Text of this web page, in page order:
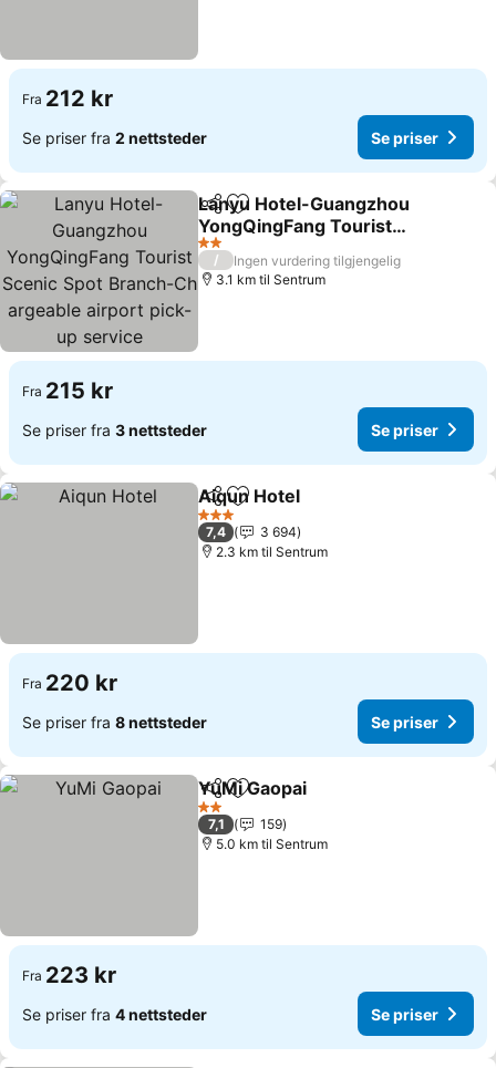
Fra 212 kr
Se priser fra 2 nettsteder Se priser
Del Legg til i favoritter
Lanyu Hotel-Guangzhou
YongQingFang Tourist
Scenic Spot Branch-Ch
argeable airport pick-up
service
2 Stjerner
/
Ingen vurdering tilgjengelig
3.1 km til Sentrum
Fra 215 kr
Se priser fra 3 nettsteder Se priser
Del Legg til i favoritter
Aiqun Hotel
3 Stjerner
7,4
3 694
2.3 km til Sentrum
Fra 220 kr
Se priser fra 8 nettsteder Se priser
Del Legg til i favoritter
YuMi Gaopai
2 Stjerner
7,1
159
5.0 km til Sentrum
Fra 223 kr
Se priser fra 4 nettsteder Se priser